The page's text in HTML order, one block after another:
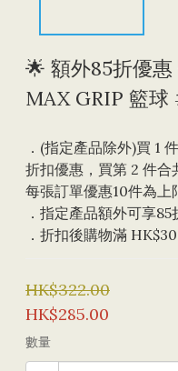
🌟 額外85折優
MAX GRIP 籃球
．(指定產品除外)買 1
折扣優惠，買第 2 件合
每張訂單優惠10件為上
．指定產品額外可享85
．折扣後購物滿
HK$322.00
HK$285.00
數量